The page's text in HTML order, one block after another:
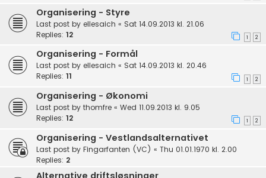
Organisering - Styre
Last post by ellesaich « Sat 14.09.2013 kl. 21.06
Replies: 12 1 2
Organisering - Formål
Last post by ellesaich « Sat 14.09.2013 kl. 20.46
Replies: 11 1 2
Organisering - Økonomi
Last post by thomfre « Wed 11.09.2013 kl. 9.05
Replies: 12 1 2
Organisering - Vestlandsalternativet
Last post by Fingarfanten (VC) « Thu 01.01.1970 kl. 2.00
Replies: 2
Alternative driftsløsninger